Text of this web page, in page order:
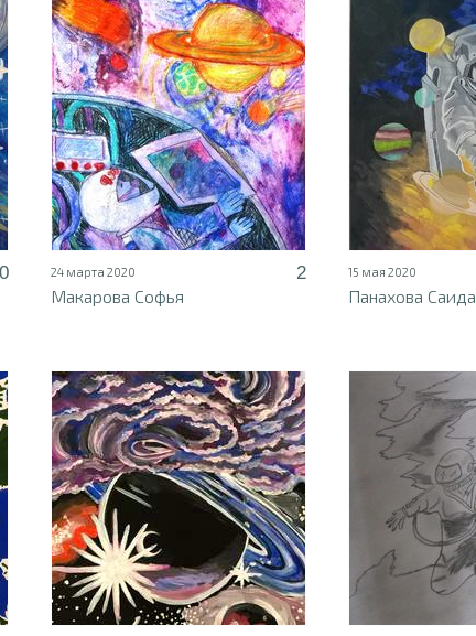
0
24 марта 2020
2
Макарова Софья
15 мая 2020
Панахова Саида